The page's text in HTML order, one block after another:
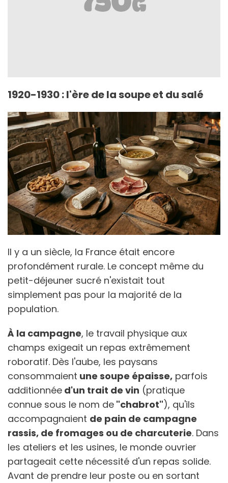
1920-1930 : l'ère de la soupe et du salé
Il y a un siècle, la France était encore
profondément rurale. Le concept même du
petit-déjeuner sucré n'existait tout
simplement pas pour la majorité de la
population.
À la campagne, le travail physique aux
champs exigeait un repas extrêmement
roboratif. Dès l'aube, les paysans
consommaient une soupe épaisse, parfois
additionnée d'un trait de vin (pratique
connue sous le nom de "chabrot"), qu'ils
accompagnaient de pain de campagne
rassis, de fromages ou de charcuterie. Dans
les ateliers et les usines, le monde ouvrier
partageait cette nécessité d'un repas solide.
Avant de prendre leur poste ou en sortant